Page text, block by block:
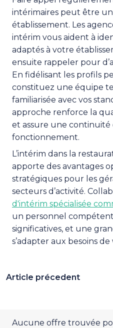
intérimaires peut être
établissement. Les
intérim vous aident à
adaptés à votre
ensuite rappeler pour
En fidélisant les profils
constituez une équipe
familiarisée avec vos
approche renforce la
et assure une continuité
fonctionnement.
L’intérim dans la
apporte des avantages
stratégiques pour les
secteurs d’activité.
d'intérim spécialisée
un personnel
significatives, et une
s’adapter aux besoins
Article précedent
Aucune offre trouvée